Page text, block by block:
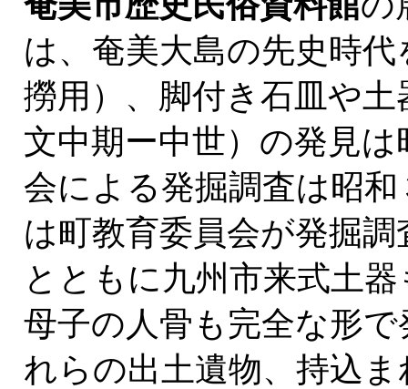
は、奄美大島の先史時
撈用）、脚付き石皿や
文中期ー中世）の発見
会による発掘調査は昭
は町教育委員会が発掘
とともに九州市来式土
母子の人骨も完全な形
れらの出土遺物、持込